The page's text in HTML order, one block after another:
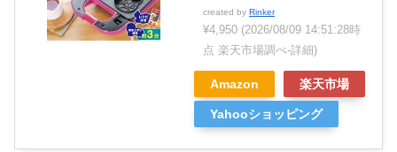
created by Rinker
¥4,950 (2026/08/09 14:51:28時
点 楽天市場調べ-詳細)
Amazon 楽天市場
Yahooショッピング